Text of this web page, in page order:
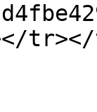
tr></